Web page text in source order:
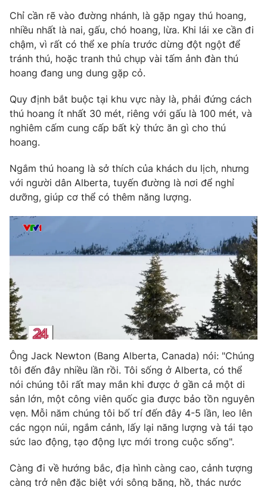
Khán giả
Giải sao mai
Âm nhạc
Sao
Du lịch
Làm đẹp
Chất lượng cuộc sống
Giáo dục
Tuyển sinh
Công nghệ
Hitech Công nghệ tương lai
Sản phẩm
Thị trường
Tư vấn
Giao lưu trực tuyến
Lịch phát sóng
Chuyên mục khác
Emagazine Podcast
Photo Infographic
Video Shorts video
VTV Money VTV Thể thao
VTV Sức khoẻ Bất động sản
Thị trường 24h Tấm lòng Việt
VTV4 Vươn mình bằng AI
VTV9 VTV8
Liên hệ tòa soạn English
Chỉ cần rẽ vào đường nhánh, là gặp ngay thú hoang,
nhiều nhất là nai, gấu, chó hoang, lừa. Khi lái xe cần đi
chậm, vì rất có thể xe phía trước dừng đột ngột để
tránh thú, hoặc tranh thủ chụp vài tấm ảnh đàn thú
hoang đang ung dung gặp cỏ.
Quy định bắt buộc tại khu vực này là, phải đứng cách
thú hoang ít nhất 30 mét, riêng với gấu là 100 mét, và
nghiêm cấm cung cấp bất kỳ thức ăn gì cho thú
hoang.
Ngắm thú hoang là sở thích của khách du lịch, nhưng
với người dân Alberta, tuyến đường là nơi để nghỉ
dưỡng, giúp cơ thể có thêm năng lượng.
Ông Jack Newton (Bang Alberta, Canada) nói: "Chúng
tôi đến đây nhiều lần rồi. Tôi sống ở Alberta, có thể
nói chúng tôi rất may mắn khi được ở gần cả một di
sản lớn, một công viên quốc gia được bảo tồn nguyên
vẹn. Mỗi năm chúng tôi bố trí đến đây 4-5 lần, leo lên
các ngọn núi, ngắm cảnh, lấy lại năng lượng và tái tạo
sức lao động, tạo động lực mới trong cuộc sống".
Càng đi về hướng bắc, địa hình càng cao, cảnh tượng
càng trở nên đặc biệt với sông băng, hồ, thác nước